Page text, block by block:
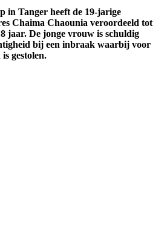
in Tanger heeft de 19-jarige
Chaima Chaounia veroordeeld tot
jaar. De jonge vrouw is schuldig
bij een inbraak waarbij voor
gestolen.